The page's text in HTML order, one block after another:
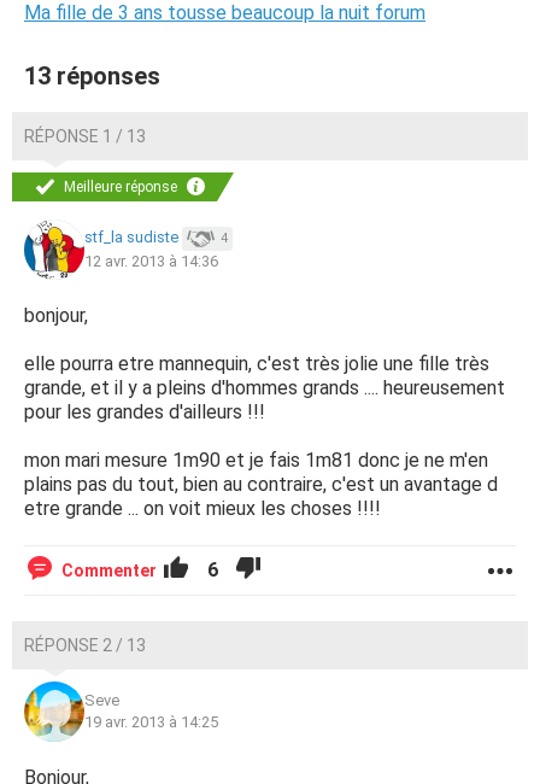
Ma fille de 3 ans tousse beaucoup la nuit forum
13 réponses
RÉPONSE 1 / 13
Meilleure réponse
stf_la sudiste 4
12 avr. 2013 à 14:36
bonjour,
elle pourra etre mannequin, c'est très jolie une fille très
grande, et il y a pleins d'hommes grands .... heureusement
pour les grandes d'ailleurs !!!
mon mari mesure 1m90 et je fais 1m81 donc je ne m'en
plains pas du tout, bien au contraire, c'est un avantage d
etre grande ... on voit mieux les choses !!!!
Commenter 6
RÉPONSE 2 / 13
Seve
19 avr. 2013 à 14:25
Bonjour,